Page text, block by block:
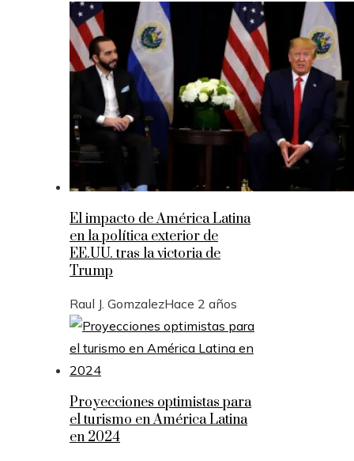
El impacto de América Latina
en la política exterior de
EE.UU. tras la victoria de
Trump
Raul J. GomzalezHace 2 años
Proyecciones optimistas para
el turismo en América Latina
en 2024